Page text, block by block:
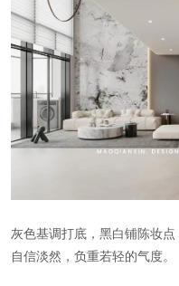
灰色基调打底，黑白铺陈妆
自信淡然，负重若轻的气度。